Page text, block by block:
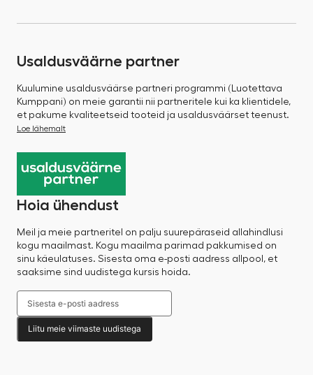
Usaldusväärne partner
Kuulumine usaldusväärse partneri programmi (Luotettava
Kumppani) on meie garantii nii partneritele kui ka klientidele,
et pakume kvaliteetseid tooteid ja usaldusväärset teenust.
Loe lähemalt
Hoia ühendust
Meil ja meie partneritel on palju suurepäraseid allahindlusi
kogu maailmast. Kogu maailma parimad pakkumised on
sinu käeulatuses. Sisesta oma e-posti aadress allpool, et
saaksime sind uudistega kursis hoida.
Liitu meie viimaste uudistega